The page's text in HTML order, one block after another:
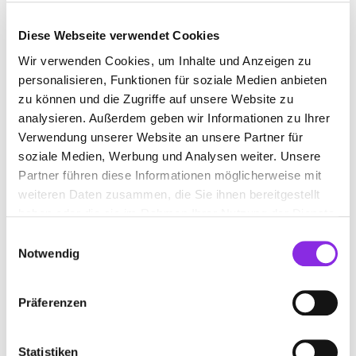
Diese Webseite verwendet Cookies
Wir verwenden Cookies, um Inhalte und Anzeigen zu
personalisieren, Funktionen für soziale Medien anbieten
zu können und die Zugriffe auf unsere Website zu
analysieren. Außerdem geben wir Informationen zu Ihrer
Verwendung unserer Website an unsere Partner für
soziale Medien, Werbung und Analysen weiter. Unsere
Partner führen diese Informationen möglicherweise mit
weiteren Daten zusammen, die Sie ihnen bereitgestellt
Notwendig
Präferenzen
Statistiken
du schließlich dasRhön Park-Hotelerreichst. Für die
Ausgangspunkt. Mehr Infos HIER.
Aufwärmen und stärken kannst du dich unterwegs
entweder imSchweinfurter Hausoder in derThüringer
Hütte, die beide gemütliche Einkehrmöglichkeiten mit
leckeren Speisen und warmen Getränken bieten.
Winterwanderweg II Schornhecke
– Oberelsbach
Länge: 2,3 km | Start & Ende:Parkplatz Schornhecke|
und
führt dich durch die Rhöner Landschaft entlang der
offenen und bewaldeten Abschnitten und bietet dir
wanderst